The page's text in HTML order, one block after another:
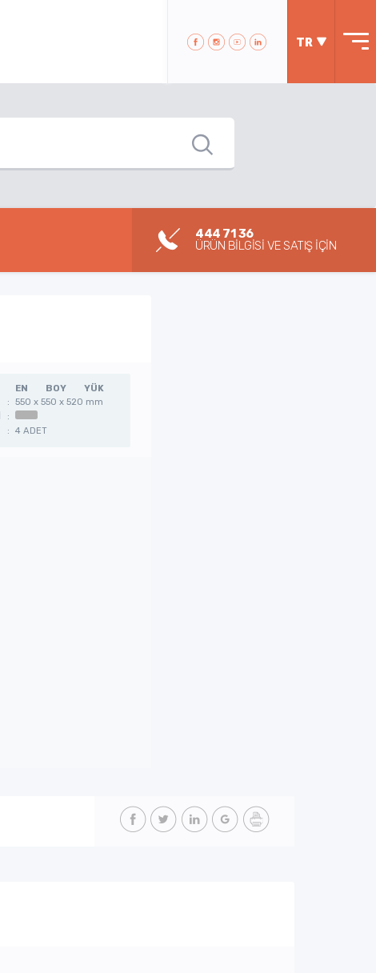
TR
444 71 36
ÜRÜN BİLGİSİ VE SATIŞ İÇİN
EN BOY
YÜK
:
550 x 550 x 520 mm
:
: 4 ADET